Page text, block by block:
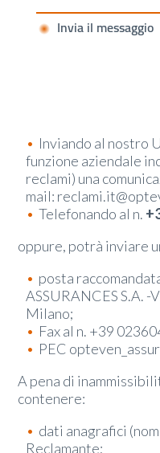
Inviando al nostro
funzione aziendale
reclami) una
mail:
Telefonando al n.
oppure, potrà inviare
posta
ASSURANCES S.A.
Milano;
Fax al n. +39
PEC
A pena di
contenere:
dati anagrafici
Reclamante;